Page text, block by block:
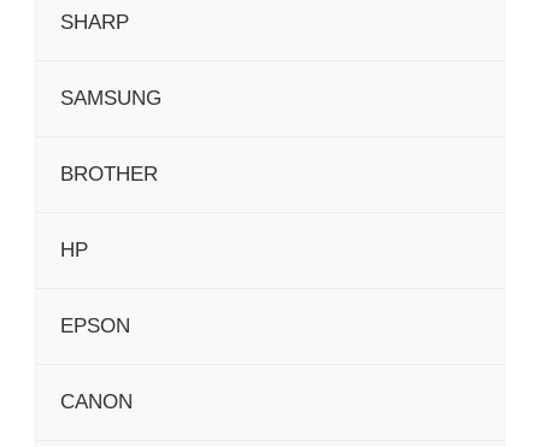
SHARP
SAMSUNG
BROTHER
HP
EPSON
CANON